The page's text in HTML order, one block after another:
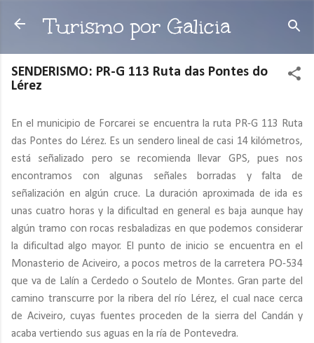
Ir al contenido principal
Turismo por Galicia
SENDERISMO: PR-G 113 Ruta das Pontes do
Lérez
En el municipio de Forcarei se encuentra la ruta PR-G 113 Ruta
das Pontes do Lérez. Es un sendero lineal de casi 14 kilómetros,
está señalizado pero se recomienda llevar GPS, pues nos
encontramos con algunas señales borradas y falta de
señalización en algún cruce. La duración aproximada de ida es
unas cuatro horas y la dificultad en general es baja aunque hay
algún tramo con rocas resbaladizas en que podemos considerar
la dificultad algo mayor. El punto de inicio se encuentra en el
Monasterio de Aciveiro, a pocos metros de la carretera PO-534
que va de Lalín a Cerdedo o Soutelo de Montes. Gran parte del
camino transcurre por la ribera del río Lérez, el cual nace cerca
de Aciveiro, cuyas fuentes proceden de la sierra del Candán y
acaba vertiendo sus aguas en la ría de Pontevedra.